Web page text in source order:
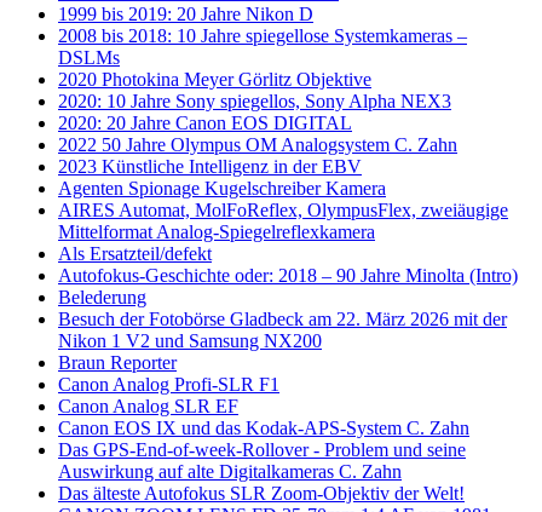
1999 bis 2019: 20 Jahre Nikon D
2008 bis 2018: 10 Jahre spiegellose Systemkameras –
DSLMs
2020 Photokina Meyer Görlitz Objektive
2020: 10 Jahre Sony spiegellos, Sony Alpha NEX3
2020: 20 Jahre Canon EOS DIGITAL
2022 50 Jahre Olympus OM Analogsystem C. Zahn
2023 Künstliche Intelligenz in der EBV
Agenten Spionage Kugelschreiber Kamera
AIRES Automat, MolFoReflex, OlympusFlex, zweiäugige
Mittelformat Analog-Spiegelreflexkamera
Als Ersatzteil/defekt
Autofokus-Geschichte oder: 2018 – 90 Jahre Minolta (Intro)
Belederung
Besuch der Fotobörse Gladbeck am 22. März 2026 mit der
Nikon 1 V2 und Samsung NX200
Braun Reporter
Canon Analog Profi-SLR F1
Canon Analog SLR EF
Canon EOS IX und das Kodak-APS-System C. Zahn
Das GPS-End-of-week-Rollover - Problem und seine
Auswirkung auf alte Digitalkameras C. Zahn
Das älteste Autofokus SLR Zoom-Objektiv der Welt!